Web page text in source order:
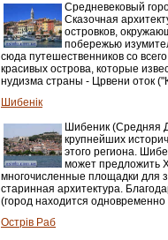
Средневековый
Сказочная
островков,
побережью
сюда путешественников со
красивых острова, которые
нудизма страны - Црвени оток
Шибенік
Шибеник (Средняя
крупнейших
этого региона.
может предложить
многочисленные площадки для
старинная архитектура.
(город находится
Острів Раб